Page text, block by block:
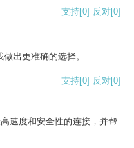
支持[0] 反对[0]
出更准确的选择。
支持[0] 反对[0]
速度和安全性的连接，并帮